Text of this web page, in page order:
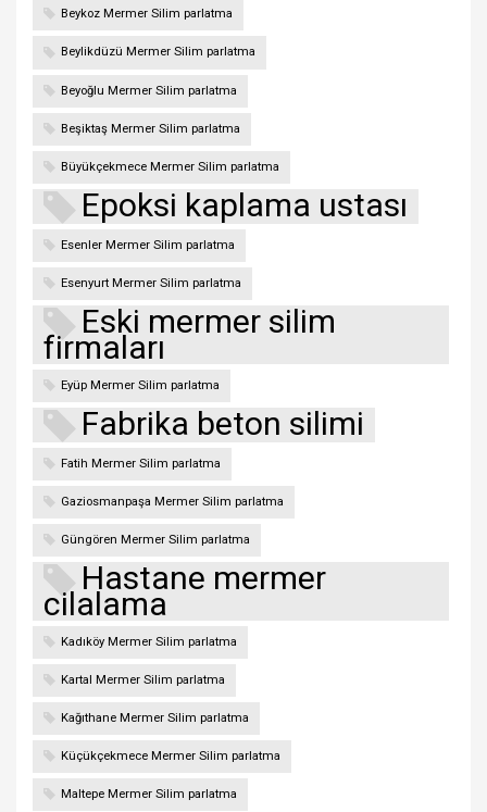
Beykoz Mermer Silim parlatma
Beylikdüzü Mermer Silim parlatma
Beyoğlu Mermer Silim parlatma
Beşiktaş Mermer Silim parlatma
Büyükçekmece Mermer Silim parlatma
Epoksi kaplama ustası
Esenler Mermer Silim parlatma
Esenyurt Mermer Silim parlatma
Eski mermer silim
firmaları
Eyüp Mermer Silim parlatma
Fabrika beton silimi
Fatih Mermer Silim parlatma
Gaziosmanpaşa Mermer Silim parlatma
Güngören Mermer Silim parlatma
Hastane mermer
cilalama
Kadıköy Mermer Silim parlatma
Kartal Mermer Silim parlatma
Kağıthane Mermer Silim parlatma
Küçükçekmece Mermer Silim parlatma
Maltepe Mermer Silim parlatma